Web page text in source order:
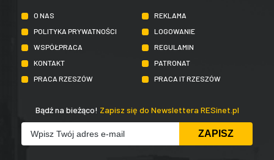
O NAS
REKLAMA
POLITYKA PRYWATNOŚCI
LOGOWANIE
WSPÓŁPRACA
REGULAMIN
KONTAKT
PATRONAT
PRACA RZESZÓW
PRACA IT RZESZÓW
Bądź na bieżąco! Zapisz się do Newslettera RESinet.pl